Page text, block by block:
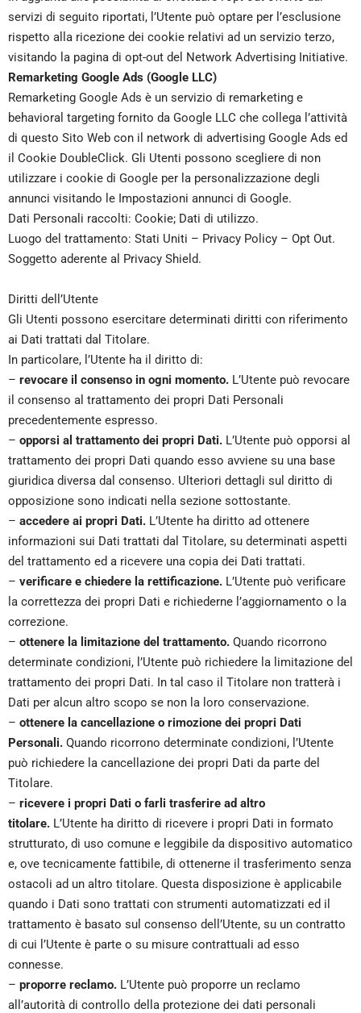
servizi di seguito riportati, l’Utente può optare per l’esclusione
rispetto alla ricezione dei cookie relativi ad un servizio terzo,
visitando la pagina di opt-out del Network Advertising Initiative.
Remarketing Google Ads (Google LLC)
Remarketing Google Ads è un servizio di remarketing e
behavioral targeting fornito da Google LLC che collega l’attività
di questo Sito Web con il network di advertising Google Ads ed
il Cookie DoubleClick. Gli Utenti possono scegliere di non
utilizzare i cookie di Google per la personalizzazione degli
annunci visitando le Impostazioni annunci di Google.
Dati Personali raccolti: Cookie; Dati di utilizzo.
Luogo del trattamento: Stati Uniti – Privacy Policy – Opt Out.
Soggetto aderente al Privacy Shield.
Diritti dell’Utente
Gli Utenti possono esercitare determinati diritti con riferimento
ai Dati trattati dal Titolare.
In particolare, l’Utente ha il diritto di:
– revocare il consenso in ogni momento. L’Utente può revocare
il consenso al trattamento dei propri Dati Personali
precedentemente espresso.
– opporsi al trattamento dei propri Dati. L’Utente può opporsi al
trattamento dei propri Dati quando esso avviene su una base
giuridica diversa dal consenso. Ulteriori dettagli sul diritto di
opposizione sono indicati nella sezione sottostante.
– accedere ai propri Dati. L’Utente ha diritto ad ottenere
informazioni sui Dati trattati dal Titolare, su determinati aspetti
del trattamento ed a ricevere una copia dei Dati trattati.
– verificare e chiedere la rettificazione. L’Utente può verificare
la correttezza dei propri Dati e richiederne l’aggiornamento o la
correzione.
– ottenere la limitazione del trattamento. Quando ricorrono
determinate condizioni, l’Utente può richiedere la limitazione del
trattamento dei propri Dati. In tal caso il Titolare non tratterà i
Dati per alcun altro scopo se non la loro conservazione.
– ottenere la cancellazione o rimozione dei propri Dati
Personali. Quando ricorrono determinate condizioni, l’Utente
può richiedere la cancellazione dei propri Dati da parte del
Titolare.
– ricevere i propri Dati o farli trasferire ad altro
titolare. L’Utente ha diritto di ricevere i propri Dati in formato
strutturato, di uso comune e leggibile da dispositivo automatico
e, ove tecnicamente fattibile, di ottenerne il trasferimento senza
ostacoli ad un altro titolare. Questa disposizione è applicabile
quando i Dati sono trattati con strumenti automatizzati ed il
trattamento è basato sul consenso dell’Utente, su un contratto
di cui l’Utente è parte o su misure contrattuali ad esso
connesse.
– proporre reclamo. L’Utente può proporre un reclamo
all’autorità di controllo della protezione dei dati personali